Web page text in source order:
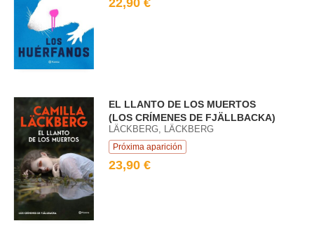
22,90 €
EL LLANTO DE LOS MUERTOS
(LOS CRÍMENES DE FJÄLLBACKA)
LÄCKBERG, LÄCKBERG
Próxima aparición
23,90 €